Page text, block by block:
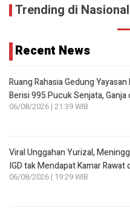
Trending di Nasional
Recent News
Ruang Rahasia Gedung
Berisi 995 Pucuk Senjata, Ganja
06/08/2026 | 21:39 WIB
Viral Unggahan Yurizal,
IGD tak Mendapat Kamar Rawat
06/08/2026 | 19:29 WIB